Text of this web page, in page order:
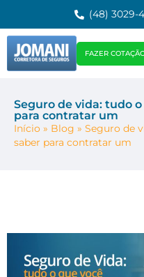
(48) 3029-
FAZER
Seguro de vida: tudo
para contratar um
Início » Blog » Seguro de
saber para contratar um